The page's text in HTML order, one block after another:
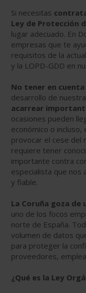
Si necesitas
Ley de Protección
lugar adecuado. En
empresas que te
requisitos de la
y la LOPD-GDD en
No tener en
desarrollo de
acarrear
ocasiones pueden
económico o
provocar el cese del
requiere tener
importante contra
especialista que nos
y fiable.
La Coruña goza
uno de los focos
norte de España.
volumen de datos
para proteger la
proveedores,
¿Qué es la Ley